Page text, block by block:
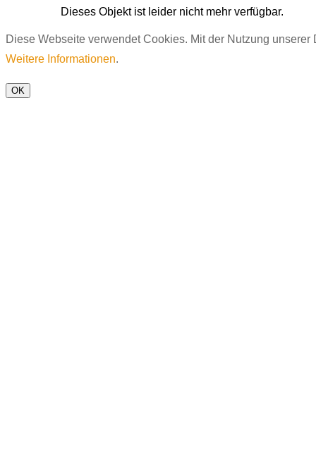
Dieses Objekt ist leider nicht mehr verfügbar.
Diese Webseite verwendet Cookies. Mit der Nutzung
Weitere Informationen.
OK